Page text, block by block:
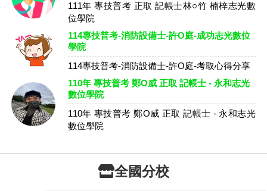
111年 專技普考 正取 記帳士林○竹 楠梓志光數
位學院
114專技普考-消防設備士-許O庭-成功志光數位
學院
114專技普考-消防設備士-許O庭-考取心得分享
110年 專技普考 鄭O威 正取 記帳士 - 永和志光
數位學院
110年 專技普考 鄭O威 正取 記帳士 - 永和志光
數位學院
全國分校